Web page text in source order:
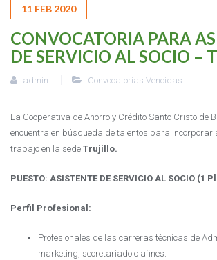
11 FEB 2020
CONVOCATORIA PARA
DE SERVICIO AL SOCIO –
admin Convocatorias Vencidas
La Cooperativa de Ahorro y Crédito Santo Cristo de
encuentra en búsqueda de talentos para incorporar
trabajo en la sede Trujillo.
PUESTO: ASISTENTE DE SERVICIO AL SOCIO (1
Perfil Profesional:
Profesionales de las carreras técnicas de
marketing, secretariado o afines.